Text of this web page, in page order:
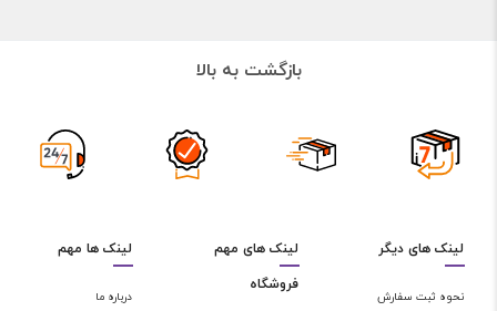
بازگشت به بالا
لینک های دیگر
نحوه ثبت سفارش
لینک های مهم
فروشگاه
لینک ها مهم
درباره ما